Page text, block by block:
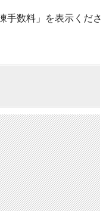
手数料」を表示くださ